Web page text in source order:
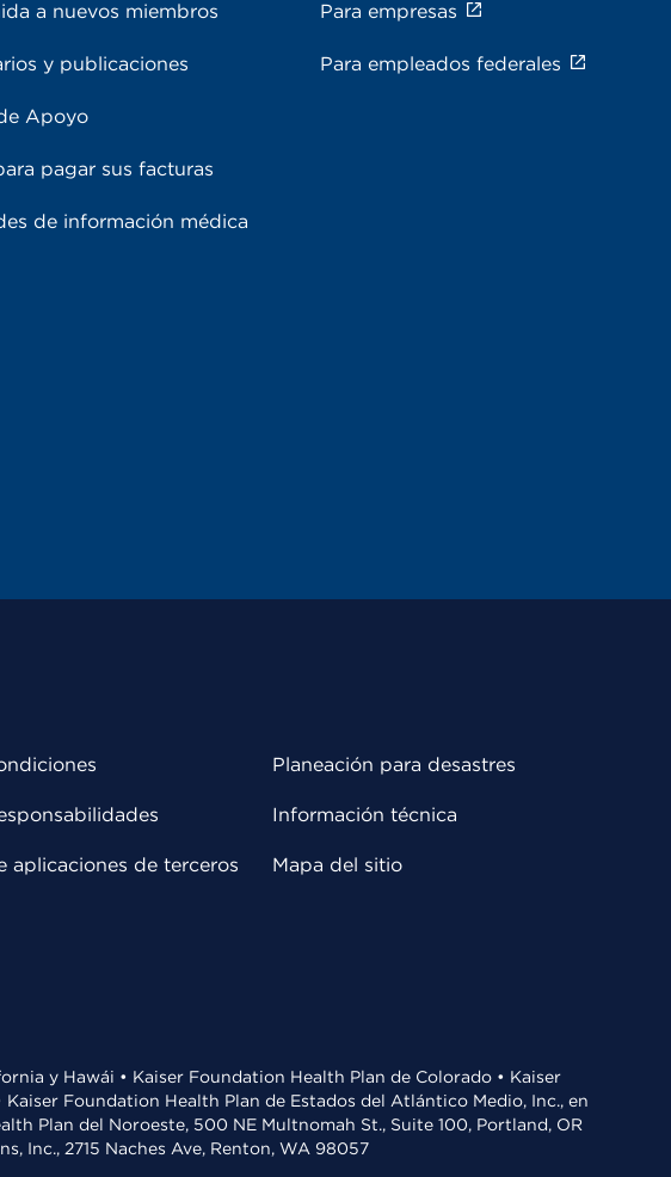
a nuevos miembros
y publicaciones
Apoyo
pagar sus facturas
de información médica
Para empresas
Para empleados federales
aplicaciones de terceros
Planeación para desastres
Información técnica
Mapa del sitio
y Hawái • Kaiser Foundation Health Plan de Colorado • Kaiser
Foundation Health Plan de Estados del Atlántico Medio, Inc., en
Plan del Noroeste, 500 NE Multnomah St., Suite 100, Portland, OR
Inc., 2715 Naches Ave, Renton, WA 98057